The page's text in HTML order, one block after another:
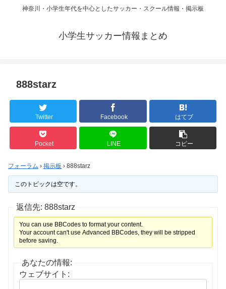
神奈川・小学生年代を中心としたサッカー・スクール情報・掲示板
小学生サッカー情報まとめ
888starz
Twitter Facebook はてブ
Pocket LINE コピー
フォーラム › 掲示板 › 888starz
このトピックは空です。
返信先: 888starz
You can use BBCodes to format your content.
Your account can't use Advanced BBCodes, they will be stripped
before saving.
あなたの情報:
ウェブサイト: